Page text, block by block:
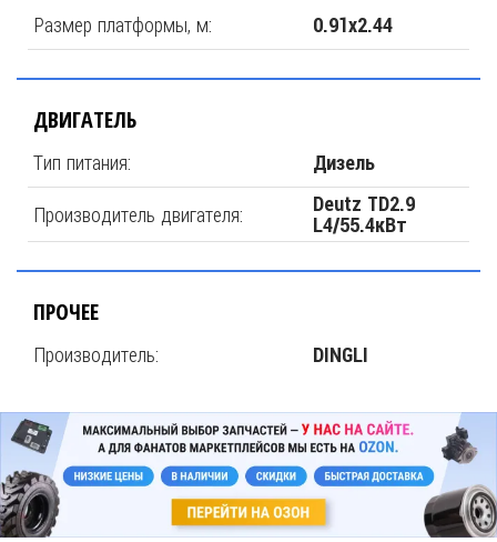
Размер платформы, м: 0.91х2.44
ДВИГАТЕЛЬ
Тип питания: Дизель
Производитель двигателя:
Deutz TD2.9
L4/55.4кВт
ПРОЧЕЕ
Производитель: DINGLI